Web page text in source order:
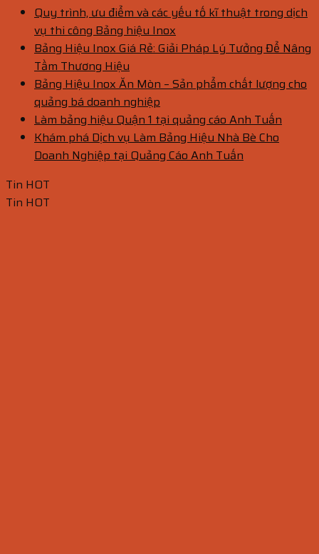
Quy trình, ưu điểm và các yếu tố kĩ thuật trong dịch
vụ thi công Bảng hiệu Inox
Bảng Hiệu Inox Giá Rẻ: Giải Pháp Lý Tưởng Để Nâng
Tầm Thương Hiệu
Bảng Hiệu Inox Ăn Mòn – Sản phẩm chất lượng cho
quảng bá doanh nghiệp
Làm bảng hiệu Quận 1 tại quảng cáo Anh Tuấn
Khám phá Dịch vụ Làm Bảng Hiệu Nhà Bè Cho
Doanh Nghiệp tại Quảng Cáo Anh Tuấn
Tin HOT
Tin HOT